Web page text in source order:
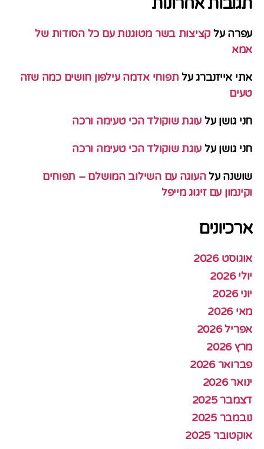
עפרה על קציצות בשר מטוגנות עם כל הסודות של
אמא
אתי אייזנברגעל תפוחי אדמה עילפון חושים כמה שזה
טעים
חני גושן על עוגת שוקולד הכי טעימה ורכה
חני גושן על עוגת שוקולד הכי טעימה ורכה
שושנה עלהעוגה עם השילוב המושלם – תפוחים
וקינמון עם זיגוג מייפל
ארכיונים
אוגוסט 2026
יולי 2026
יוני 2026
מאי 2026
אפריל 2026
מרץ 2026
פברואר 2026
ינואר 2026
דצמבר 2025
נובמבר 2025
אוקטובר 2025